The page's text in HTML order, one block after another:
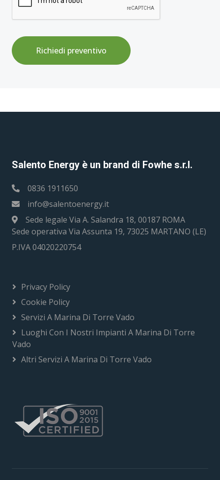
Richiedi preventivo
Salento Energy è un brand di Fowhe s.r.l.
0836 1911650
info@salentoenergy.it
Sede legale Via A. Salandra 18, 00187 ROMA
Sede operativa Via Assunta 19, 73025 MARTANO (LE)
P.IVA 04020220754
Privacy Policy
Cookie Policy
Servizi A Marina Di Torre Vado
Luoghi Con I Nostri Impianti A Marina Di Torre
Vado
Altri Servizi A Marina Di Torre Vado